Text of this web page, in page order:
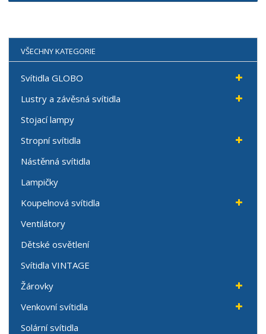
VŠECHNY KATEGORIE
Svítidla GLOBO
Lustry a závěsná svítidla
Stojací lampy
Stropní svítidla
Nástěnná svítidla
Lampičky
Koupelnová svítidla
Ventilátory
Dětské osvětlení
Svítidla VINTAGE
Žárovky
Venkovní svítidla
Solární svítidla